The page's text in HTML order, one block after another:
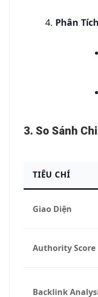
Phân
3. So Sánh
TIÊU CHÍ
Giao Diện
Authority Score
Backlink